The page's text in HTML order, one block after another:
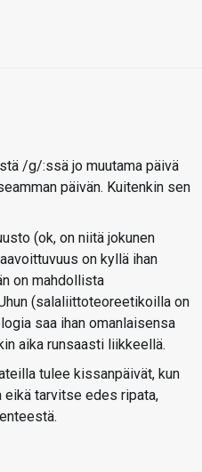
/g/:ssä jo muutama päivä
päivän. Kuitenkin sen
(ok, on niitä jokunen
on kyllä ihan
on mahdollista
(salaliittoteoreetikoilla on
saa ihan omanlaisensa
aika runsaasti liikkeellä.
tulee kissanpäivät, kun
eikä tarvitse edes ripata,